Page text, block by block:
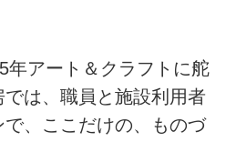
年アート＆クラフトに舵
は、職員と施設利用者
、ここだけの、ものづ